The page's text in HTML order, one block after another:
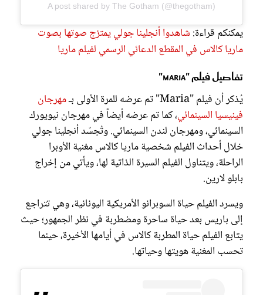
A post shared by The Gotham (@thegotham)
يمكنكم قراءة: شاهدوا أنجلينا جولي يمتزج صوتها بصوت
ماريا كالاس في المقطع الدعائي الرسمي لفيلم ماريا
تفاصيل فيلم "Maria"
يُذكر أن فيلم "Maria" تم عرضه للمرة الأولى بـ
مهرجان
فينيسيا السينمائي، كما تم عرضه أيضاً في مهرجان نيويورك
السينمائي، ومهرجان لندن السينمائي. وتُجسّد أنجلينا جولي
خلال أحداث الفيلم شخصية ماريا كالاس مغنية الأوبرا
الراحلة، ويتناول الفيلم السيرة الذاتية لها، ويأتي من إخراج
بابلو لارين.
ويسرد الفيلم حياة السوبرانو الأمريكية اليونانية، وهي تتراجع
إلى باريس بعد حياة ساحرة ومضطربة في نظر الجمهور؛ حيث
يتابع الفيلم حياة المطربة كالاس في أيامها الأخيرة، حينما
تحسب المغنية هويتها وحياتها.